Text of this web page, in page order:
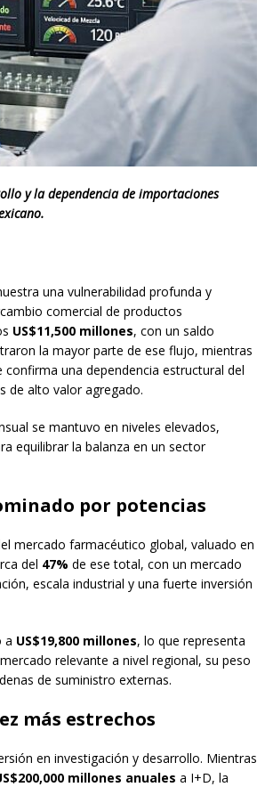
y la dependencia de importaciones
una vulnerabilidad profunda y
comercial de productos
US$11,500 millones, con un saldo
la mayor parte de ese flujo, mientras
una dependencia estructural del
de alto valor agregado.
se mantuvo en niveles elevados,
equilibrar la balanza en un sector
por potencias
mercado farmacéutico global, valuado en
del 47% de ese total, con un mercado
escala industrial y una fuerte inversión
a US$19,800 millones, lo que representa
relevante a nivel regional, su peso
de suministro externas.
más estrechos
en investigación y desarrollo. Mientras
millones anuales a I+D, la